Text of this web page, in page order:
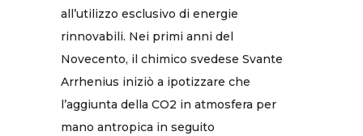
all’utilizzo esclusivo di energie
rinnovabili. Nei primi anni del
Novecento, il chimico svedese Svante
Arrhenius iniziò a ipotizzare che
l’aggiunta della CO2 in atmosfera per
mano antropica in seguito